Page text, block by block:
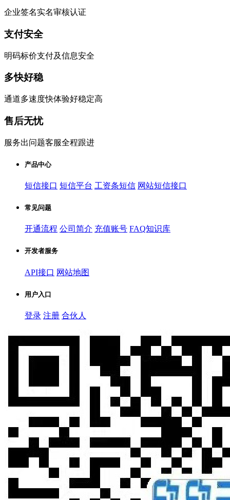
企业签名实名审核认证
支付安全
明码标价支付及信息安全
多快好稳
通道多速度快体验好稳定高
售后无忧
服务出问题客服全程跟进
产品中心
短信接口 短信平台 工资条短信 网站短信接口
常见问题
开通流程 公司简介 充值账号 FAQ知识库
开发者服务
API接口 网站地图
用户入口
登录 注册 合伙人